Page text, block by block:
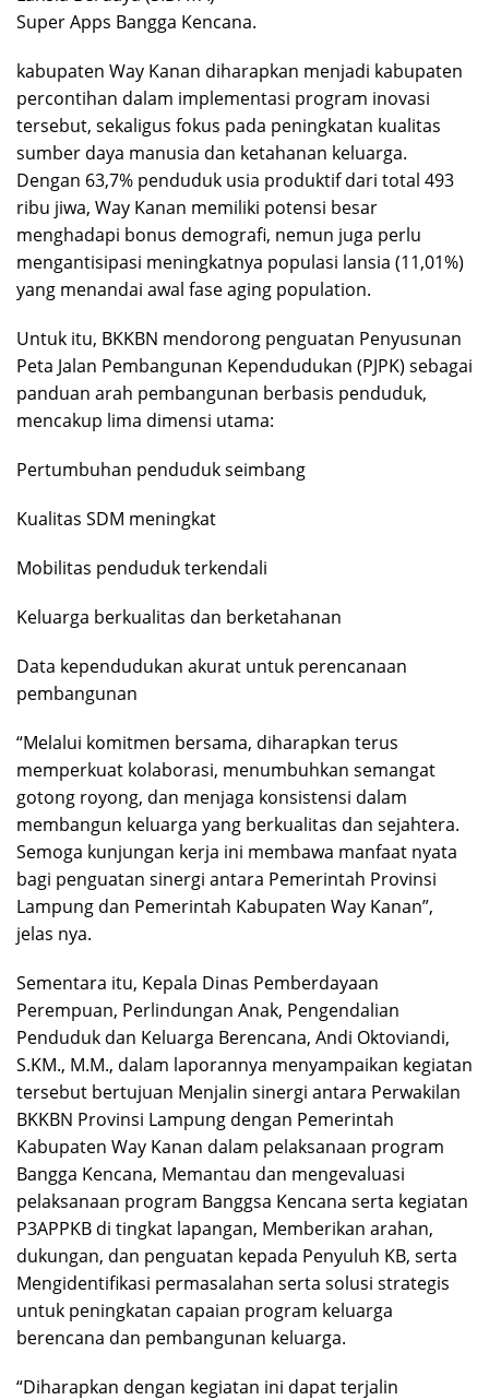
Super Apps Bangga Kencana.
kabupaten Way Kanan diharapkan menjadi kabupaten
percontihan dalam implementasi program inovasi
tersebut, sekaligus fokus pada peningkatan kualitas
sumber daya manusia dan ketahanan keluarga.
Dengan 63,7% penduduk usia produktif dari total 493
ribu jiwa, Way Kanan memiliki potensi besar
menghadapi bonus demografi, nemun juga perlu
mengantisipasi meningkatnya populasi lansia (11,01%)
yang menandai awal fase aging population.
Untuk itu, BKKBN mendorong penguatan Penyusunan
Peta Jalan Pembangunan Kependudukan (PJPK) sebagai
panduan arah pembangunan berbasis penduduk,
mencakup lima dimensi utama:
Pertumbuhan penduduk seimbang
Kualitas SDM meningkat
Mobilitas penduduk terkendali
Keluarga berkualitas dan berketahanan
Data kependudukan akurat untuk perencanaan
pembangunan
“Melalui komitmen bersama, diharapkan terus
memperkuat kolaborasi, menumbuhkan semangat
gotong royong, dan menjaga konsistensi dalam
membangun keluarga yang berkualitas dan sejahtera.
Semoga kunjungan kerja ini membawa manfaat nyata
bagi penguatan sinergi antara Pemerintah Provinsi
Lampung dan Pemerintah Kabupaten Way Kanan”,
jelas nya.
Sementara itu, Kepala Dinas Pemberdayaan
Perempuan, Perlindungan Anak, Pengendalian
Penduduk dan Keluarga Berencana, Andi Oktoviandi,
S.KM., M.M., dalam laporannya menyampaikan kegiatan
tersebut bertujuan Menjalin sinergi antara Perwakilan
BKKBN Provinsi Lampung dengan Pemerintah
Kabupaten Way Kanan dalam pelaksanaan program
Bangga Kencana, Memantau dan mengevaluasi
pelaksanaan program Banggsa Kencana serta kegiatan
P3APPKB di tingkat lapangan, Memberikan arahan,
dukungan, dan penguatan kepada Penyuluh KB, serta
Mengidentifikasi permasalahan serta solusi strategis
untuk peningkatan capaian program keluarga
berencana dan pembangunan keluarga.
“Diharapkan dengan kegiatan ini dapat terjalin